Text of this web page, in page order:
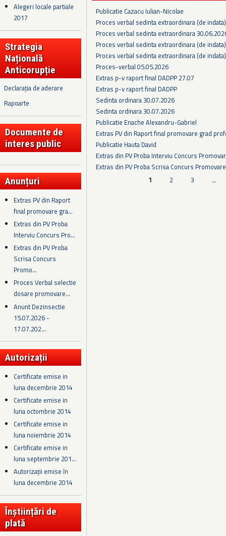
Alegeri locale partiale
2017
Strategia
Națională
Anticorupție
Declarația de aderare
Rapoarte
Documente de
interes public
Anunțuri
Extras PV din Raport
final promovare gra...
Extras din PV Proba
Interviu Concurs Pro...
Extras din PV Proba
Scrisa Concurs
Promo...
Proces Verbal selectie
dosare promovare...
Anunt Dezinsectie
15.07.2026 -
17.07.202...
Autorizații
Certificate emise in
luna decembrie 2014
Certificate emise in
luna octombrie 2014
Certificate emise in
luna noiembrie 2014
Certificate emise in
luna septembrie 201...
Autorizații emise în
luna decembrie 2014
Înștiințări de
plată
Publicatie Cazacu Iulian-Nicolae
Proces verbal sedinta extraordinara (de
Proces verbal sedinta extraordinara
Proces verbal sedinta extraordinara (de
Proces verbal sedinta extraordinara (de
Proces-verbal 05.05.2026
Extras p-v raport final DADPP 27.07
Extras p-v raport final DADPP
Sedinta ordinara 30.07.2026
Sedinta ordinara 30.07.2026
Publicatie Enache Alexandru-Gabriel
Extras PV din Raport final promovare grad
Publicatie Hauta David
Extras din PV Proba Interviu Concurs
Extras din PV Proba Scrisa Concurs
1 2 3 …